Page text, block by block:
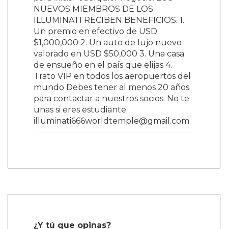
para iniciar cualquier negocio. LOS
NUEVOS MIEMBROS DE LOS
ILLUMINATI RECIBEN BENEFICIOS. 1.
Un premio en efectivo de USD
$1,000,000 2. Un auto de lujo nuevo
valorado en USD $50,000 3. Una casa
de ensueño en el país que elijas 4.
Trato VIP en todos los aeropuertos del
mundo Debes tener al menos 20 años
para contactar a nuestros socios. No te
unas si eres estudiante.